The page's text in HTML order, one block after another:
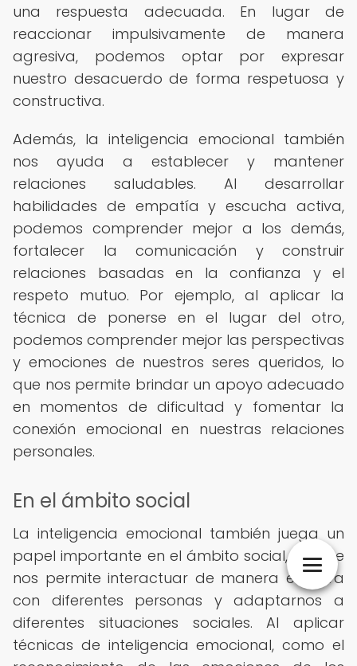
una respuesta adecuada. En lugar de
reaccionar impulsivamente de manera
agresiva, podemos optar por expresar
nuestro desacuerdo de forma respetuosa y
constructiva.
Además, la inteligencia emocional también
nos ayuda a establecer y mantener
relaciones saludables. Al desarrollar
habilidades de empatía y escucha activa,
podemos comprender mejor a los demás,
fortalecer la comunicación y construir
relaciones basadas en la confianza y el
respeto mutuo. Por ejemplo, al aplicar la
técnica de ponerse en el lugar del otro,
podemos comprender mejor las perspectivas
y emociones de nuestros seres queridos, lo
que nos permite brindar un apoyo adecuado
en momentos de dificultad y fomentar la
conexión emocional en nuestras relaciones
personales.
En el ámbito social
La inteligencia emocional también juega un
papel importante en el ámbito social, ya que
nos permite interactuar de manera efectiva
con diferentes personas y adaptarnos a
diferentes situaciones sociales. Al aplicar
técnicas de inteligencia emocional, como el